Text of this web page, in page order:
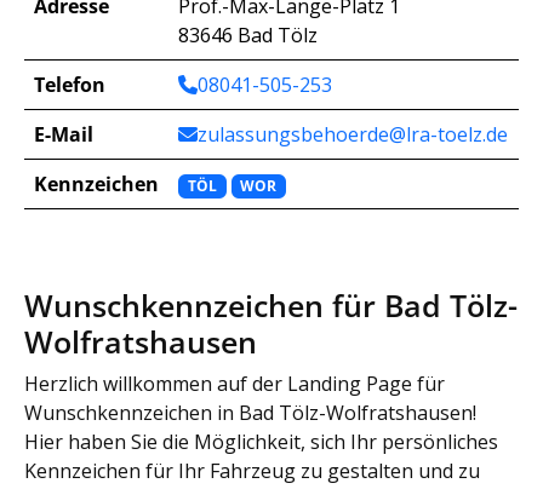
Adresse
Prof.-Max-Lange-Platz 1
83646 Bad Tölz
Telefon
08041-505-253
E-Mail
zulassungsbehoerde@lra-toelz.de
Kennzeichen
TÖL WOR
Wunschkennzeichen für Bad Tölz-
Wolfratshausen
Herzlich willkommen auf der Landing Page für
Wunschkennzeichen in Bad Tölz-Wolfratshausen!
Hier haben Sie die Möglichkeit, sich Ihr persönliches
Kennzeichen für Ihr Fahrzeug zu gestalten und zu